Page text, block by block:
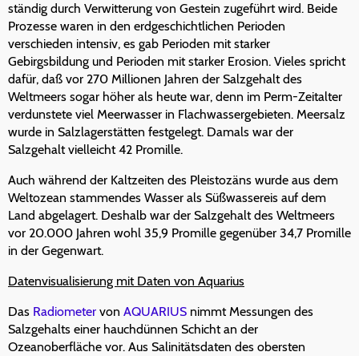
ständig durch Verwitterung von Gestein zugeführt wird. Beide
Prozesse waren in den erdgeschichtlichen Perioden
verschieden intensiv, es gab Perioden mit starker
Gebirgsbildung und Perioden mit starker Erosion. Vieles spricht
dafür, daß vor 270 Millionen Jahren der Salzgehalt des
Weltmeers sogar höher als heute war, denn im Perm-Zeitalter
verdunstete viel Meerwasser in Flachwassergebieten. Meersalz
wurde in Salzlagerstätten festgelegt. Damals war der
Salzgehalt vielleicht 42 Promille.
Auch während der Kaltzeiten des Pleistozäns wurde aus dem
Weltozean stammendes Wasser als Süßwassereis auf dem
Land abgelagert. Deshalb war der Salzgehalt des Weltmeers
vor 20.000 Jahren wohl 35,9 Promille gegenüber 34,7 Promille
in der Gegenwart.
Datenvisualisierung mit Daten von Aquarius
Das Radiometer von AQUARIUS nimmt Messungen des
Salzgehalts einer hauchdünnen Schicht an der
Ozeanoberfläche vor. Aus Salinitätsdaten des obersten